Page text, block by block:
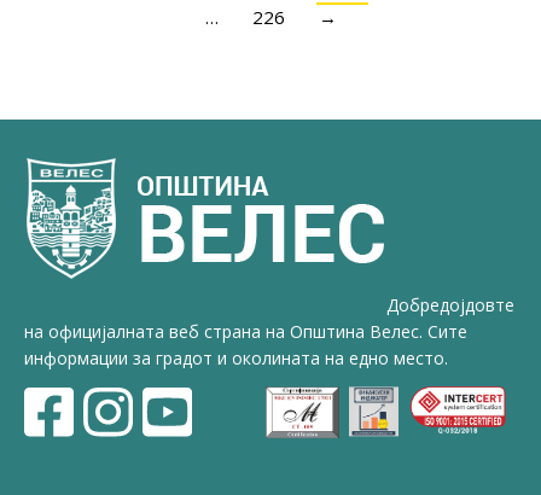
…
226 →
Добредојдовте
на официјалната веб страна на Општина Велес. Сите
информации за градот и околината на едно место.